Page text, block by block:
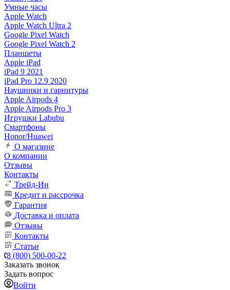
Умные часы
Apple Watch
Apple Watch Ultra 2
Google Pixel Watch
Google Pixel Watch 2
Планшеты
Apple iPad
iPad 9 2021
iPad Pro 12.9 2020
Наушники и гарнитуры
Apple Airpods 4
Apple Airpods Pro 3
Игрушки Labubu
Смартфоны
Honor/Huawei
О магазине
О компании
Отзывы
Контакты
Трейд-Ин
Кредит и рассрочка
Гарантия
Доставка и оплата
Отзывы
Контакты
Статьи
8 (800) 500-00-22
Заказать звонок
Задать вопрос
Войти